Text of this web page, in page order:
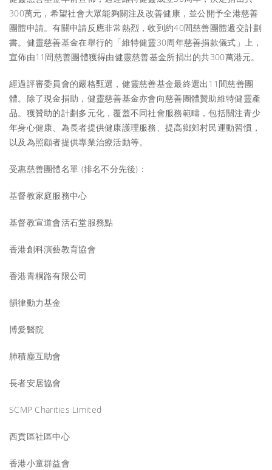
300萬元，希望社會大眾能夠關注及改善健康，並公開予全港慈善
團體申請。有關申請反應非常熱烈，收到約40間慈善團體遞交計劃
書。健靈慈善基金在舉行的「維特健靈30周年慈善捐款儀式」上，
宣佈由11間慈善團體獲得由健靈慈善基金所捐出的共300萬港元。
經過評審委員會的嚴格甄選，健靈慈善基金最終選出11間慈善團
體。除了現金捐助，健靈慈善基金亦會向慈善團體贊助維特健靈產
品。獲贊助的計劃多元化，覆蓋不同社會服務範疇，包括關注青少
年身心健康、為長者提供健康護理服務、提高鄉郊村民運動習慣，
以及為照顧者提供專業治療活動等。
受惠慈善團體名單 (排名不分先後)：
基督教家庭服務中心
基督教宣道會活石堂服務點
香港創科演藝教育協會
香港青桐路有限公司
韻律動力基金
博愛醫院
肺積塵互助會
長者安居協會
SCMP Charities Limited
西貢區社區中心
香港小童群益會